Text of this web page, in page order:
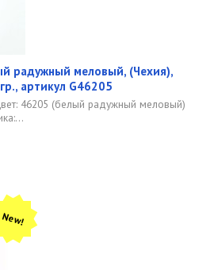
радужный меловый, (Чехия),
артикул G46205
46205 (белый радужный меловый)
New!